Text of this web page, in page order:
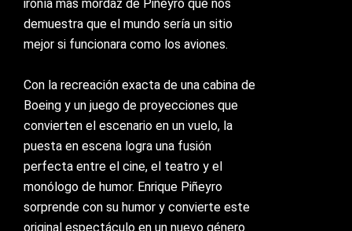
ironía más mordaz de Piñeyro que nos
demuestra que el mundo sería un sitio
mejor si funcionara como los aviones.
Con la recreación exacta de una cabina de
Boeing y un juego de proyecciones que
convierten el escenario en un vuelo, la
puesta en escena logra una fusión
perfecta entre el cine, el teatro y el
monólogo de humor. Enrique Piñeyro
sorprende con su humor y convierte este
original espectáculo en un nuevo género